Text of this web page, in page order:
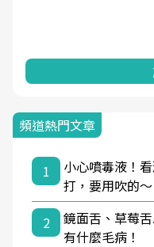
頻道熱門文章
1
小心噴毒液！
打，要用吹的～
2
鏡面舌、草莓
有什麼毛病！